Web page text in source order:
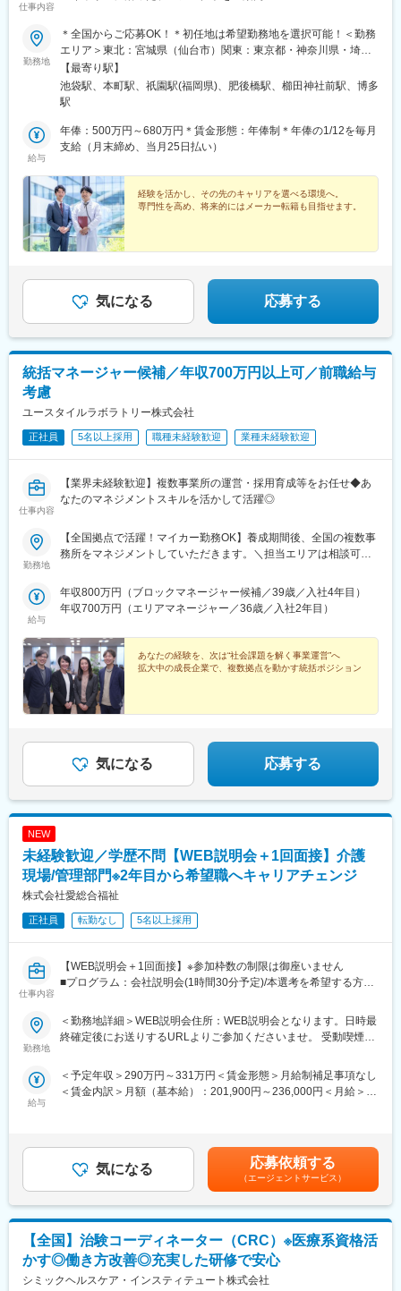
仕事内容
勤務地
＊全国からご応募OK！＊初任地は希望勤務地を選択可能！＜勤務
エリア＞東北：宮城県（仙台市）関東：東京都・神奈川県・埼玉
県・千葉県・栃木県・群馬県東海：愛知県・静岡県・岐阜県信
越：長野県（松本市）北陸：石川県（金沢市）関西：大阪府・兵
庫県中国：広島県四国：香川県（高松市）・愛媛県（松山市）九
県【東京本社】東京都豊島区西池袋3-27-12 池袋ウェストパーク
ビル＊各線「池袋駅」西口より徒歩5分【大阪オフィス】大阪府大
各線「本町駅」より徒歩1分【福岡オフィス】福岡県福岡市博多区
博多駅前2-19-24 大博センタービル6F＊JR・福岡市地下鉄各線
「博多駅」より徒歩5分
【最寄り駅】
池袋駅、本町駅、祇園駅(福岡県)、肥後橋駅、櫛田神社前駅、博多
駅
給与
年俸：500万円～680万円＊賃金形態：年俸制＊年俸の1/12を毎月
支給（月末締め、当月25日払い）
経験を活かし、その先のキャリアを選べる環境へ。
専門性を高め、将来的にはメーカー転籍も目指せます。
気になる 応募する
統括マネージャー候補／年収700万円以上可／前職給与
考慮
ユースタイルラボラトリー株式会社
正社員 5名以上採用 職種未経験歓迎 業種未経験歓迎
仕事内容
【業界未経験歓迎】複数事業所の運営・採用育成等をお任せ◆あ
なたのマネジメントスキルを活かして活躍◎
勤務地
【全国拠点で活躍！マイカー勤務OK】養成期間後、全国の複数事
務所をマネジメントしていただきます。＼担当エリアは相談可
《養成期間中の勤務地》現在は東京、横浜、埼玉、福岡の事業所
で行っていますが、ご希望に合わせて、お住まいのエリアで行う
気軽にご相談ください。《養成期間後の勤務地》全国47都道府県
が対象※現在お住まいの地域又はジェネラルマネージャーと相談の
上決定《配属事業部について》障害福祉事業では「重度訪問介
護」と「グループホーム」、高齢者事業では「訪問介護事業」を
展開しています。配属に関しては、適性や条件等に応じて、配属
の事業部を決定。あなたの適性や能力を活かせる適切な部署でご
なる点はご相談ください。☆引越し手当支給・借り上げ社宅提供
あり（無料）
給与
年収800万円（ブロックマネージャー候補／39歳／入社4年目）
年収700万円（エリアマネージャー／36歳／入社2年目）
あなたの経験を、次は“社会課題を解く事業運営”へ
拡大中の成長企業で、複数拠点を動かす統括ポジション
気になる 応募する
NEW
未経験歓迎／学歴不問【WEB説明会＋1回面接】介護
現場/管理部門※2年目から希望職へキャリアチェンジ
株式会社愛総合福祉
正社員 転勤なし 5名以上採用
仕事内容
【WEB説明会＋1回面接】※参加枠数の制限は御座いません
■プログラム：会社説明会(1時間30分予定)/本選考を希望する方は
て構いません。（後日の面接調整も可能です）
■補足：本求人に応募後、選考会予約が出来ましたら、WEB会議
参加用のURL・詳細情報をお送り致します。
す
■日時：月・木／13:30～15:00
ペシャリストとして活躍する、幹部候補人材となることが期待さ
れます。入社後1年間は、同社の介護施設において、お客様の日常
生活中のサポート全般を担当いただきます。※雇用形態：無期正社
員
■業務の詳細：実務業務と並行して実務者研修資格の取得のための
学校に通います。年に４回程度、本社の社員と面談をする中でご
自身の2年目以降のキャリアアプランを立て、ご希望も踏まえなが
ら、2年目以降の職種（施設 or 本社）が決定します。本社勤務に
なりますと、経理、総務、人事など事務系の仕事が中心になりま
勤務地
＜勤務地詳細＞WEB説明会住所：WEB説明会となります。日時最
終確定後にお送りするURLよりご参加くださいませ。 受動喫煙対
給与
＜予定年収＞290万円～331万円＜賃金形態＞月給制補足事項なし
＜賃金内訳＞月額（基本給）：201,900円～236,000円＜月給＞
小規模多機能型居宅介護での勤務のみ、別途で送迎手当：10,000/
月を支給賃金はあくまでも目安の金額であり、選考を通じて上下
する可能性があります。月給(月額)は固定手当を含めた表記です。
気になる 応募依頼する
（エージェントサービス）
【全国】治験コーディネーター（CRC）※医療系資格活
かす◎働き方改善◎充実した研修で安心
シミックヘルスケア・インスティテュート株式会社